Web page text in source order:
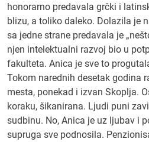
honorarno predavala grčki i
blizu, a toliko daleko. Dolazila je
sa jedne strane predavala je
njen intelektualni razvoj bio u
fakulteta. Anica je sve to
Tokom narednih desetak godina
mesta, ponekad i izvan Skoplja.
koraku, šikanirana. Ljudi puni
sudbinu. No, Anica je uz ljubav i
supruga sve podnosila.